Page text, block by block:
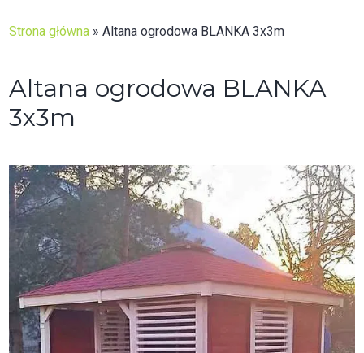
Strona główna »Altana ogrodowa BLANKA 3x3m
Altana ogrodowa BLANKA
3x3m